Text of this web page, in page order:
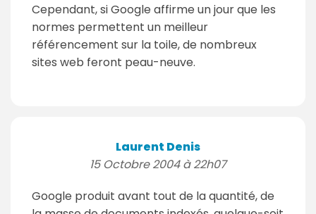
Cependant, si Google affirme un jour que les
normes permettent un meilleur
référencement sur la toile, de nombreux
sites web feront peau-neuve.
Laurent Denis
15 Octobre 2004 à 22h07
Google produit avant tout de la quantité, de